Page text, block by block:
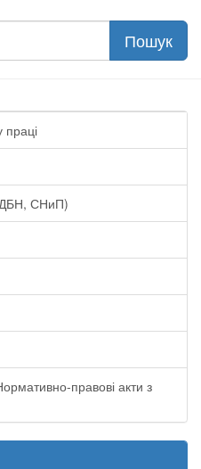
праці
СНиП)
правові акти з